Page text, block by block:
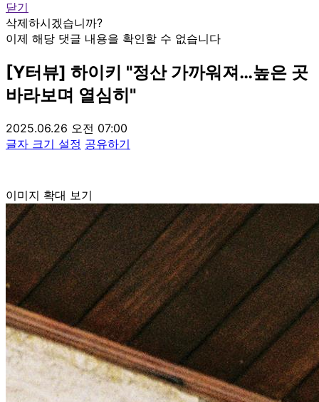
닫기
삭제하시겠습니까?
이제 해당 댓글 내용을 확인할 수 없습니다
[Y터뷰] 하이키 "정산 가까워져…높은 곳
바라보며 열심히"
2025.06.26 오전 07:00
글자 크기 설정 공유하기
이미지 확대 보기